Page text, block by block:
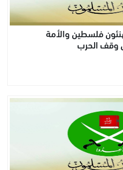
فلسطين والأمة
وقف الحرب